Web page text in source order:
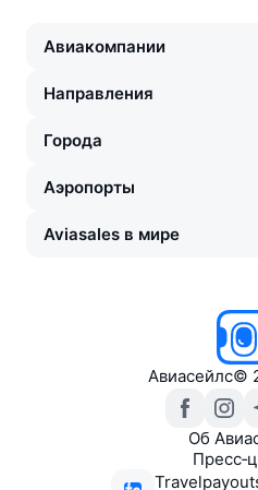
Авиакомпании
Направления
Города
Аэропорты
Aviasales в мире
Авиасейлс©
Об